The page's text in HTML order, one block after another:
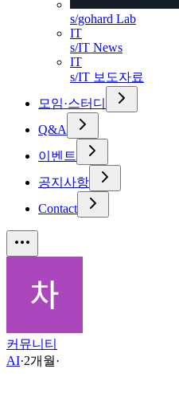
s/gohard Lab
IT
s/IT News
IT
s/IT 보도자료
모임·스터디
Q&A
이벤트
공지사항
Contact
커뮤니티
AI·2개월·